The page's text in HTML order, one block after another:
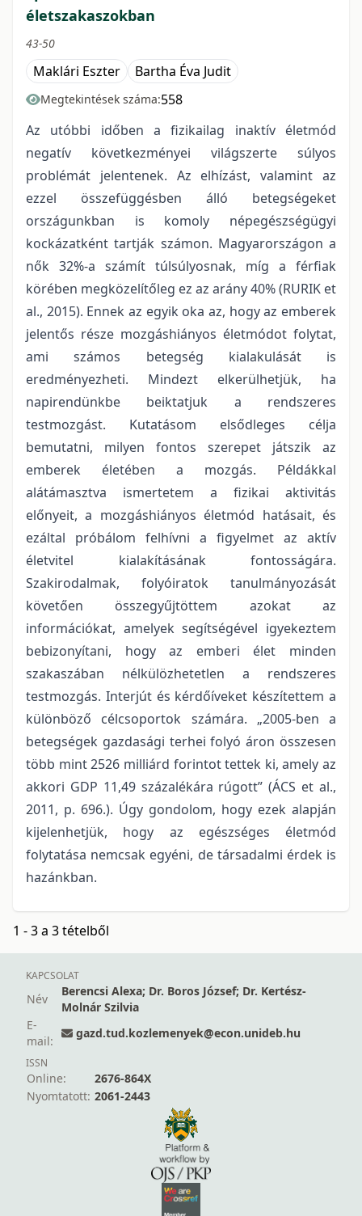
életszakaszokban
43-50
Maklári Eszter Bartha Éva Judit
Megtekintések száma:558
Az utóbbi időben a fizikailag inaktív életmód
negatív következményei világszerte súlyos
problémát jelentenek. Az elhízást, valamint az
ezzel összefüggésben álló betegségeket
országunkban is komoly népegészségügyi
kockázatként tartják számon. Magyarországon a
nők 32%-a számít túlsúlyosnak, míg a férfiak
körében megközelítőleg ez az arány 40% (RURIK et
al., 2015). Ennek az egyik oka az, hogy az emberek
jelentős része mozgáshiányos életmódot folytat,
ami számos betegség kialakulását is
eredményezheti. Mindezt elkerülhetjük, ha
napirendünkbe beiktatjuk a rendszeres
testmozgást. Kutatásom elsődleges célja
bemutatni, milyen fontos szerepet játszik az
emberek életében a mozgás. Példákkal
alátámasztva ismertetem a fizikai aktivitás
előnyeit, a mozgáshiányos életmód hatásait, és
ezáltal próbálom felhívni a figyelmet az aktív
életvitel kialakításának fontosságára.
Szakirodalmak, folyóiratok tanulmányozását
követően összegyűjtöttem azokat az
információkat, amelyek segítségével igyekeztem
bebizonyítani, hogy az emberi élet minden
szakaszában nélkülözhetetlen a rendszeres
testmozgás. Interjút és kérdőíveket készítettem a
különböző célcsoportok számára. „2005-ben a
betegségek gazdasági terhei folyó áron összesen
több mint 2526 milliárd forintot tettek ki, amely az
akkori GDP 11,49 százalékára rúgott” (ÁCS et al.,
2011, p. 696.). Úgy gondolom, hogy ezek alapján
kijelenhetjük, hogy az egészséges életmód
folytatása nemcsak egyéni, de társadalmi érdek is
hazánkban.
1 - 3 a 3 tételből
KAPCSOLAT
Név
Berencsi Alexa; Dr. Boros József; Dr. Kertész-
Molnár Szilvia
E-
mail:
gazd.tud.kozlemenyek@econ.unideb.hu
ISSN
Online:
2676-864X
Nyomtatott: 2061-2443